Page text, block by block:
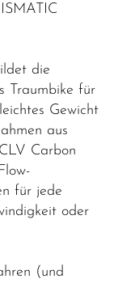
die
Traumbike für
Gewicht
aus
Carbon
für jede
oder
(und